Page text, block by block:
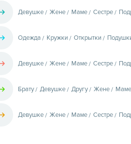
Девушке Жене Маме Сестре
Одежда Кружки Открытки
Девушке Жене Маме Сестре
Брату Девушке Другу Жене Маме
Девушке Жене Маме Сестре